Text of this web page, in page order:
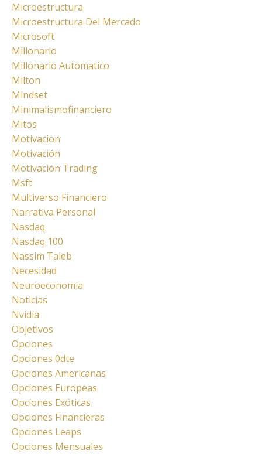
Microestructura
Microestructura Del Mercado
Microsoft
Millonario
Millonario Automatico
Milton
Mindset
Minimalismofinanciero
Mitos
Motivacion
Motivación
Motivación Trading
Msft
Multiverso Financiero
Narrativa Personal
Nasdaq
Nasdaq 100
Nassim Taleb
Necesidad
Neuroeconomía
Noticias
Nvidia
Objetivos
Opciones
Opciones 0dte
Opciones Americanas
Opciones Europeas
Opciones Exóticas
Opciones Financieras
Opciones Leaps
Opciones Mensuales